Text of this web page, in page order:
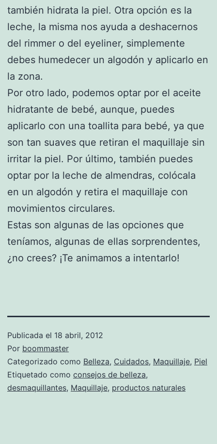
también hidrata la piel. Otra opción es la
leche, la misma nos ayuda a deshacernos
del rimmer o del eyeliner, simplemente
debes humedecer un algodón y aplicarlo en
la zona.
Por otro lado, podemos optar por el aceite
hidratante de bebé, aunque, puedes
aplicarlo con una toallita para bebé, ya que
son tan suaves que retiran el maquillaje sin
irritar la piel. Por último, también puedes
optar por la leche de almendras, colócala
en un algodón y retira el maquillaje con
movimientos circulares.
Estas son algunas de las opciones que
teníamos, algunas de ellas sorprendentes,
¿no crees? ¡Te animamos a intentarlo!
Publicada el 18 abril, 2012
Por boommaster
Categorizado como Belleza, Cuidados, Maquillaje, Piel
Etiquetado como consejos de belleza,
desmaquillantes, Maquillaje, productos naturales